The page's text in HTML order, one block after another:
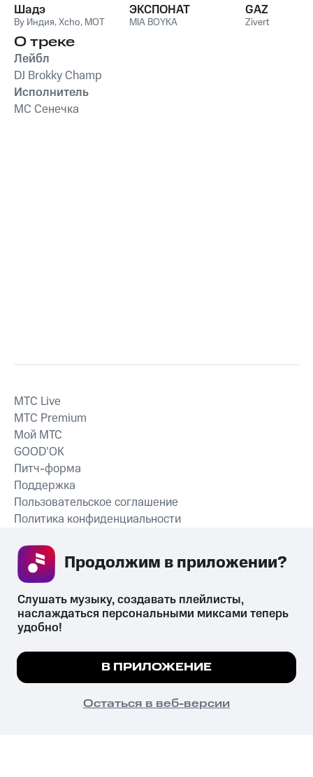
Шадэ
By Индия,Xcho, MOT
ЭКСПОНАТ
MIA BOYKA
GAZ
Zivert
О треке
Лейбл
DJ Brokky Champ
Исполнитель
МС Сенечка
СКАЧАТЬ ПРИЛОЖЕНИЕ
MTС Live
MTС Premium
Мой МТС
GOOD’OK
Питч-форма
Поддержка
Пользовательское соглашение
Политика конфиденциальности
психотропных веществ, их аналогов причиняет вред здоровью,
их незаконный оборот запрещён и влечёт установленную
законодательством ответственность.
© 2026 ООО «КИОН».
Все права защищены
Мы используем куки, чтобы на сайте все
Подробнее
ПОНЯТНО
Слушать музыку, создавать плейлисты,
наслаждаться персональными миксами теперь
удобно!
В ПРИЛОЖЕНИЕ
Остаться в веб-версии